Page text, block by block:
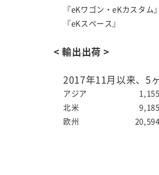
『eKワゴン・eKカスタ
『eKスペース』
< 輸出出荷 >
2017年11月以来、5
アジア
北米
欧州